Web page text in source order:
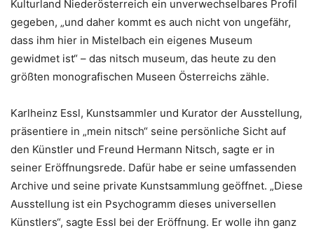
Kulturland Niederösterreich ein unverwechselbares Profil
gegeben, „und daher kommt es auch nicht von ungefähr,
dass ihm hier in Mistelbach ein eigenes Museum
gewidmet ist“ – das nitsch museum, das heute zu den
größten monografischen Museen Österreichs zähle.
Karlheinz Essl, Kunstsammler und Kurator der Ausstellung,
präsentiere in „mein nitsch“ seine persönliche Sicht auf
den Künstler und Freund Hermann Nitsch, sagte er in
seiner Eröffnungsrede. Dafür habe er seine umfassenden
Archive und seine private Kunstsammlung geöffnet. „Diese
Ausstellung ist ein Psychogramm dieses universellen
Künstlers“, sagte Essl bei der Eröffnung. Er wolle ihn ganz